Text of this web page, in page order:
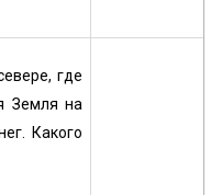
где
Земля на
Какого